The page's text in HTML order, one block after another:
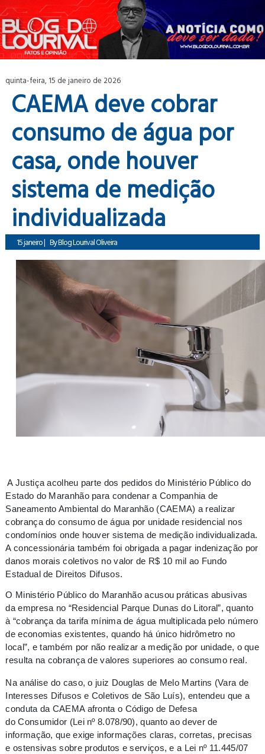
quinta-feira, 15 de janeiro de 2026
CAEMA deve cobrar
consumo de água por
casa, onde houver
sistema de medição
individualizada
15 janeiro| ByBlog Lourival Oliveira
A Justiça acolheu parte dos pedidos do Ministério Público do
Estado do Maranhão para condenar a Companhia de
Saneamento Ambiental do Maranhão (CAEMA) a realizar
cobrança do consumo de água por unidade residencial nos
condomínios onde houver sistema de medição individualizada.
A concessionária também foi obrigada a pagar indenização por
danos morais coletivos no valor de R$ 10 mil ao Fundo
Estadual de Direitos Difusos.
O Ministério Público do Maranhão acusou práticas abusivas
da empresa no “Residencial Parque Dunas do Litoral”, quanto
à “cobrança da tarifa mínima de água multiplicada pelo número
de economias existentes, quando há único hidrômetro no
local”, e também por não realizar a medição por unidade, o que
resulta na cobrança de valores superiores ao consumo real.
Na análise do caso, o juiz Douglas de Melo Martins (Vara de
Interesses Difusos e Coletivos de São Luís), entendeu que a
conduta da CAEMA afronta o Código de Defesa
do Consumidor (Lei nº 8.078/90), quanto ao dever de
informação, que exige informações claras, corretas, precisas
e ostensivas sobre produtos e serviços, e a Lei nº 11.445/07